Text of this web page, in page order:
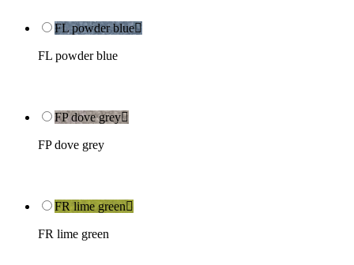
FL powder blue
FL powder blue
FP dove grey
FP dove grey
FR lime green
FR lime green